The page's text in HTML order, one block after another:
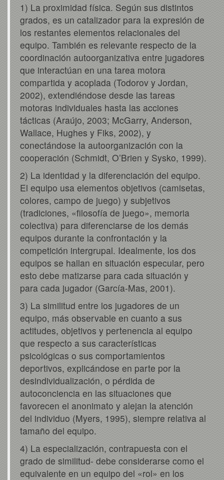
1) La proximidad física. Según sus distintos
grados, es un catalizador para la expresión de
los restantes elementos relacionales del
equipo. También es relevante respecto de la
coordinación autoorganizativa entre jugadores
que interactúan en una tarea motora
compartida y acoplada (Todorov y Jordan,
2002), extendiéndose desde las tareas
motoras individuales hasta las acciones
tácticas (Araújo, 2003; McGarry, Anderson,
Wallace, Hughes y Fiks, 2002), y
conectándose la autoorganización con la
cooperación (Schmidt, O’Brien y Sysko, 1999).
2) La identidad y la diferenciación del equipo.
El equipo usa elementos objetivos (camisetas,
colores, campo de juego) y subjetivos
(tradiciones, «filosofía de juego», memoria
colectiva) para diferenciarse de los demás
equipos durante la confrontación y la
competición intergrupal. Idealmente, los dos
equipos se hallan en situación especular, pero
esto debe matizarse para cada situación y
para cada jugador (García-Mas, 2001).
3) La similitud entre los jugadores de un
equipo, más observable en cuanto a sus
actitudes, objetivos y pertenencia al equipo
que respecto a sus características
psicológicas o sus comportamientos
deportivos, explicándose en parte por la
desindividualización, o pérdida de
autoconciencia en las situaciones que
favorecen el anonimato y alejan la atención
del individuo (Myers, 1995), siempre relativa al
tamaño del equipo.
4) La especialización, contrapuesta con el
grado de similitud- debe considerarse como el
equivalente en un equipo del «rol» en los